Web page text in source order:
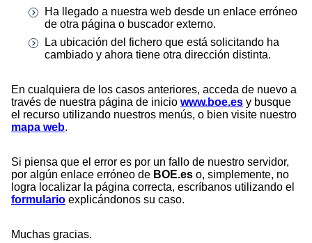
Ha llegado a nuestra web desde un enlace erróneo
de otra página o buscador externo.
La ubicación del fichero que está solicitando ha
cambiado y ahora tiene otra dirección distinta.
En cualquiera de los casos anteriores, acceda de nuevo a
través de nuestra página de inicio www.boe.es y busque
el recurso utilizando nuestros menús, o bien visite nuestro
mapa web.
Si piensa que el error es por un fallo de nuestro servidor,
por algún enlace erróneo de BOE.es o, simplemente, no
logra localizar la página correcta, escríbanos utilizando el
formulario explicándonos su caso.
Muchas gracias.